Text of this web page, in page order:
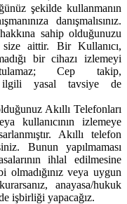
şekilde kullanmanın
danışmalısınız.
sahip olduğunuzu
aittir. Bir Kullanıcı,
bir cihazı izlemeyi
Cep takip,
ilgili yasal tavsiye de
Akıllı Telefonları
kullanıcının izlemeye
Akıllı telefon
Bunun yapılmaması
ihlal edilmesine
olmadığınız veya uygun
anayasa/hukuk
işbirliği yapacağız.